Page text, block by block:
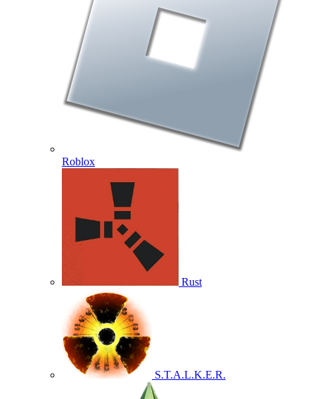
Roblox
Rust
S.T.A.L.K.E.R.